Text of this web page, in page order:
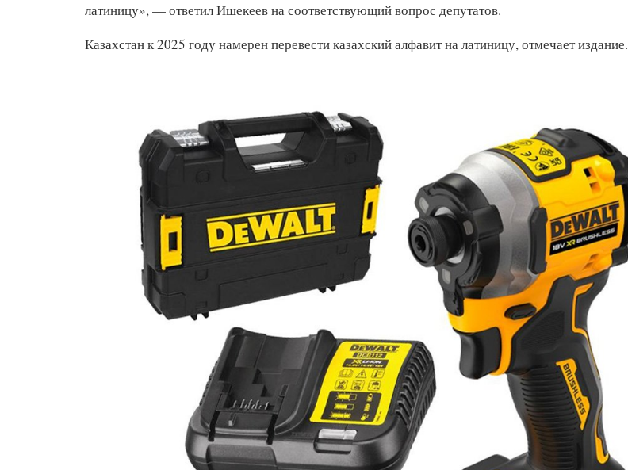
латиницу», — ответил Ишекеев на соответствующий вопрос депутатов.
Казахстан к 2025 году намерен перевести казахский алфавит на латиницу, отмечает издание.